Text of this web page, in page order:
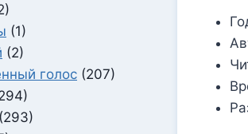
(1)
(2)
голос (207)
(293)